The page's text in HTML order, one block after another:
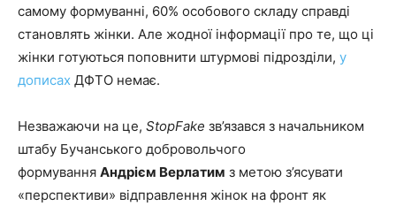
самому формуванні, 60% особового складу справді
становлять жінки. Але жодної інформації про те, що ці
жінки готуються поповнити штурмові підрозділи, у
дописах ДФТО немає.
Незважаючи на це, StopFake зв’язався з начальником
штабу Бучанського добровольчого
формування Андрієм Верлатим з метою з’ясувати
«перспективи» відправлення жінок на фронт як